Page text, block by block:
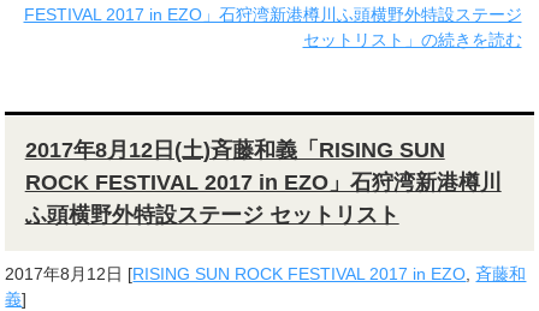
FESTIVAL 2017 in EZO」石狩湾新港樽川ふ頭横野外特設ステージ
セットリスト」の続きを読む
2017年8月12日(土)斉藤和義「RISING SUN
ROCK FESTIVAL 2017 in EZO」石狩湾新港樽川
ふ頭横野外特設ステージ セットリスト
2017年8月12日 [RISING SUN ROCK FESTIVAL 2017 in EZO 斉藤和
義]